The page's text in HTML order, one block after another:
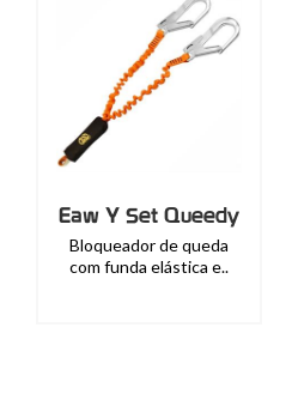
Eaw Y Set Queedy
Bloqueador de queda
com funda elástica e..